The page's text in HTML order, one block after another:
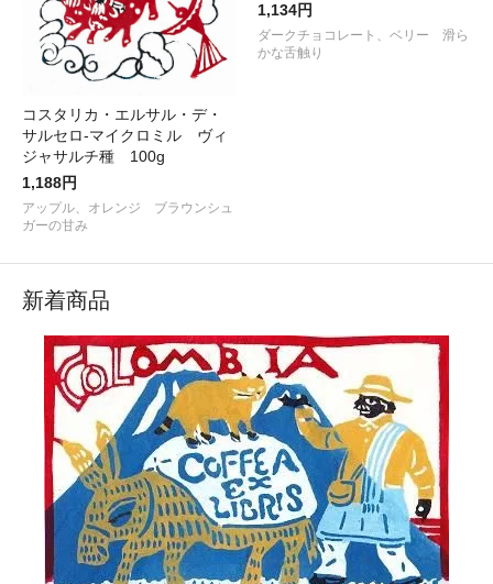
コスタリカ・エルサル・デ・
サルセロ-マイクロミル ヴィ
ジャサルチ種 100g
1,188円
アップル、オレンジ ブラウンシュ
ガーの甘み
1,134円
ダークチョコレート、ベリー 滑ら
かな舌触り
新着商品